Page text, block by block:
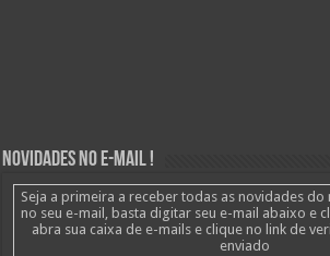
Novidades no E-mail !
Seja a primeira a receber todas as novidades do
no seu e-mail, basta digitar seu e-mail abaixo e
abra sua caixa de e-mails e clique no link de
enviado